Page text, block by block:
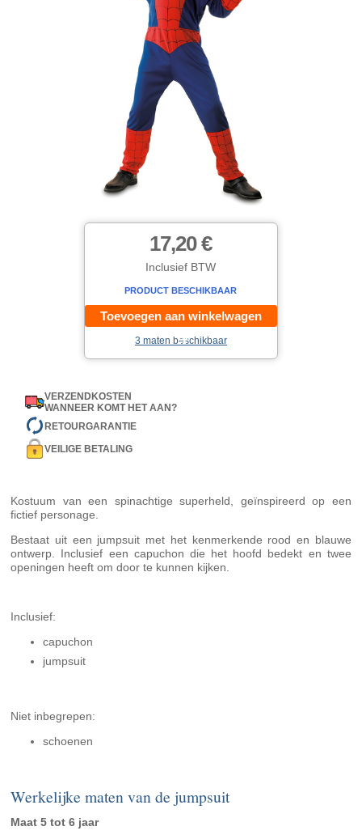
17,20 €
Inclusief BTW
PRODUCT BESCHIKBAAR
Toevoegen aan winkelwagen
3 maten beschikbaar
VERZENDKOSTEN
WANNEER KOMT HET AAN?
RETOURGARANTIE
VEILIGE BETALING
Kostuum van een spinachtige superheld, geïnspireerd op een
fictief personage.
Bestaat uit een jumpsuit met het kenmerkende rood en blauwe
ontwerp. Inclusief een capuchon die het hoofd bedekt en twee
openingen heeft om door te kunnen kijken.
Inclusief:
capuchon
jumpsuit
Niet inbegrepen:
schoenen
Werkelijke maten van de jumpsuit
Maat 5 tot 6 jaar